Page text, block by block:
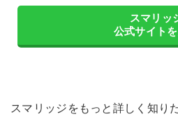
スマリッ
公式サイト
スマリッジをもっと詳しく知り